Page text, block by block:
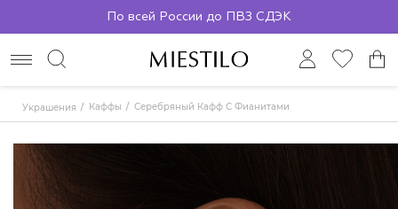
По всей России до ПВЗ СДЭК
Украшения Каффы Серебряный Кафф С Фианитами